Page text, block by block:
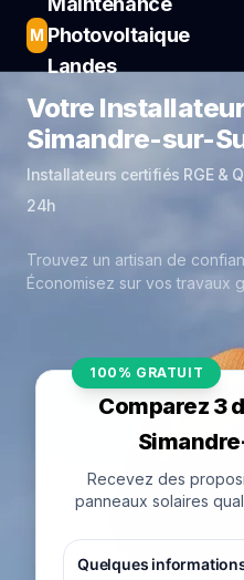
M Photovoltaique
Landes
Votre
Simandre-sur-
Installateurs certifiés RGE &
24h
Trouvez un artisan de
Économisez sur vos travaux
100% GRATUIT
Comparez 3
Recevez des
panneaux solaires